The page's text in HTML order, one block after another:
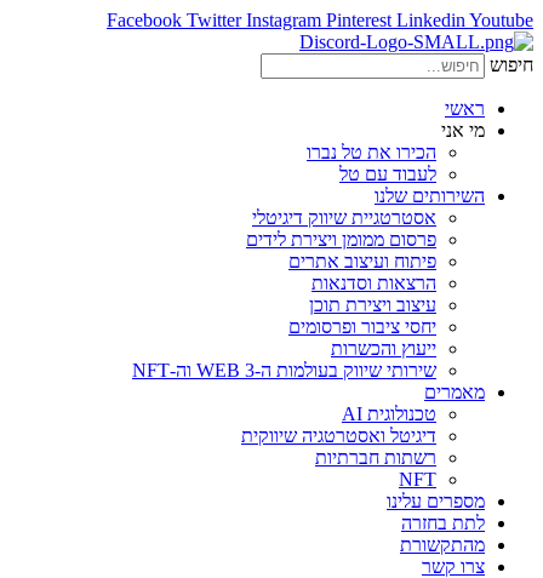
Facebook Twitter Instagram Pinterest Linkedin Youtube
חיפוש
ראשי
מי אני
הכירו את טל נברו
לעבוד עם טל
השירותים שלנו
אסטרטגיית שיווק דיגיטלי
פרסום ממומן ויצירת לידים
פיתוח ועיצוב אתרים
הרצאות וסדנאות
עיצוב ויצירת תוכן
יחסי ציבור ופרסומים
ייעוץ והכשרות
שירותי שיווק בעולמות ה-WEB 3 וה-NFT
מאמרים
טכנולוגית AI
דיגיטל ואסטרטגיה שיווקית
רשתות חברתיות
NFT
מספרים עלינו
לתת בחזרה
מהתקשורת
צרו קשר